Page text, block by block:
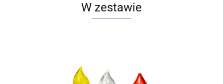
W zestawie